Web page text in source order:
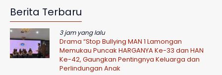
Berita Terbaru
3 jam yang lalu
Drama “Stop Bullying MAN 1 Lamongan
Memukau Puncak HARGANYA Ke-33 dan HAN
Ke-42, Gaungkan Pentingnya Keluarga dan
Perlindungan Anak